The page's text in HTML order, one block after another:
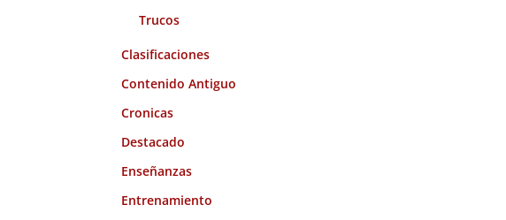
Trucos
Clasificaciones
Contenido Antiguo
Cronicas
Destacado
Enseñanzas
Entrenamiento